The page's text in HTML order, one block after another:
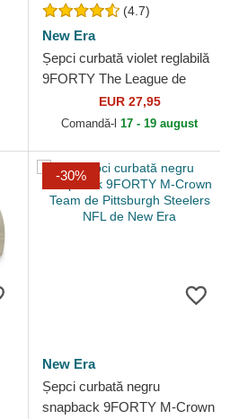
(4.7)
New Era
Șepci curbată violet reglabilă
9FORTY The League de
Minnesota Vikings NFL de
New Era
EUR 27,95
Comandă-l 17 - 19 august
-30%
New Era
Șepci curbată negru
snapback 9FORTY M-Crown